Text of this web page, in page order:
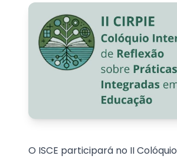
O ISCE participará no II Colóquio